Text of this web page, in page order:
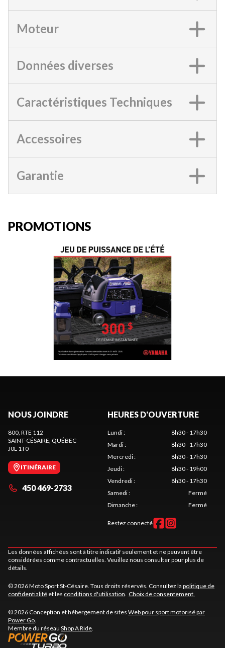
Moteur
Données diverses
Caractéristiques Techniques
Accessoires
Garantie
PROMOTIONS
NOUS JOINDRE
800, RTE 112
SAINT-CÉSAIRE, QUÉBEC
J0L 1T0
ITINÉRAIRE
450 469-2733
HEURES D'OUVERTURE
Lundi:
8h30 - 17h30
Mardi:
8h30 - 17h30
Mercredi:
8h30 - 17h30
Jeudi:
8h30 - 19h00
Vendredi:
8h30 - 17h30
Samedi:
Fermé
Dimanche: Fermé
Restez connecté
Les données affichées sont à titre indicatif seulement et ne peuvent être
considérées comme contractuelles. Veuillez nous consulter pour plus de
détails.
© 2026 Moto Sport St-Césaire. Tous droits réservés. Consultez la politique de
confidentialité et les conditions d'utilisation. Choix de consentement.
© 2026 Conception et hébergement de sites Web pour sport motorisé par
Power Go.
Membre du réseau Shop A Ride.